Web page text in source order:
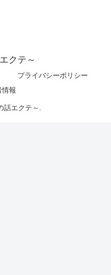
クテ～
プライバシーポリシー
情報
話エクテ～.